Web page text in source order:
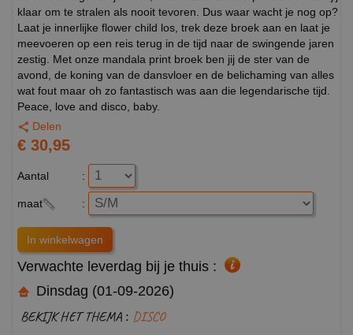
klaar om te stralen als nooit tevoren. Dus waar wacht je nog op?
Laat je innerlijke flower child los, trek deze broek aan en laat je
meevoeren op een reis terug in de tijd naar de swingende jaren
zestig. Met onze mandala print broek ben jij de ster van de
avond, de koning van de dansvloer en de belichaming van alles
wat fout maar oh zo fantastisch was aan die legendarische tijd.
Peace, love and disco, baby.
Delen
€ 30,95
Aantal :
maat :
Verwachte leverdag bij je thuis :
Dinsdag (01-09-2026)
BEKIJK HET THEMA : DISCO